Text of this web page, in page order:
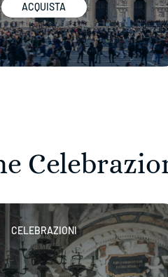
ACQUISTA
CELEBRAZIONI